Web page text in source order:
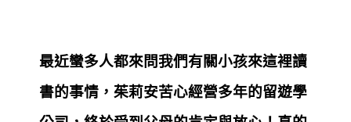
最近蠻多人都來問我們有關小孩來這裡讀
書的事情，茱莉安苦心經營多年的留遊學